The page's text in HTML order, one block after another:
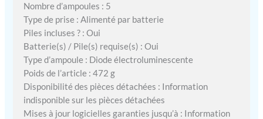
Nombre d’ampoules : 5
Type de prise : Alimenté par batterie
Piles incluses ? : Oui
Batterie(s) / Pile(s) requise(s) : Oui
Type d’ampoule : Diode électroluminescente
Poids de l’article : 472 g
Disponibilité des pièces détachées : Information
indisponible sur les pièces détachées
Mises à jour logicielles garanties jusqu’à : Information